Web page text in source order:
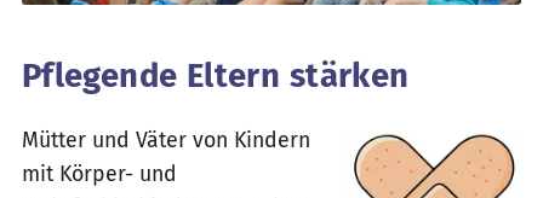
Pflegende Eltern stärken
Mütter und Väter von Kindern
mit Körper- und